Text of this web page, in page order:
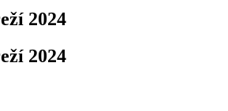
2024
2024